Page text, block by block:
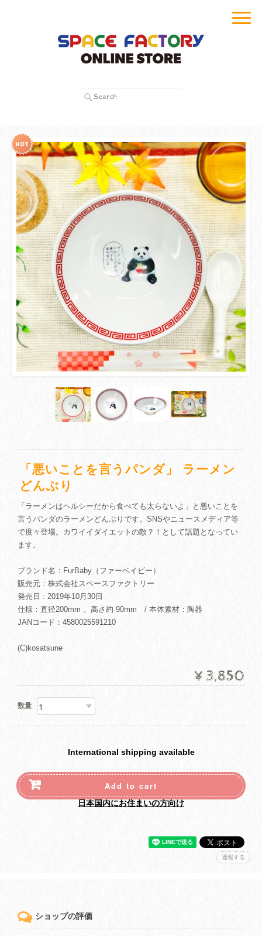
「悪いことを言うパンダ」 ラーメン
どんぶり
「ラーメンはヘルシーだから食べても太らないよ」と悪いことを
言うパンダのラーメンどんぶりです。SNSやニュースメディア等
で度々登場。カワイイダイエットの敵？！として話題となってい
ます。
ブランド名：FurBaby（ファーベイビー）
販売元：株式会社スペースファクトリー
発売日 : 2019年10月30日
仕様：直径200mm 、高さ約 90mm / 本体素材：陶器
JANコード：4580025591210
(C)kosatsune
¥3,850
数量
International shipping available
Add to cart
日本国内にお住まいの方向け
通報する
ショップの評価